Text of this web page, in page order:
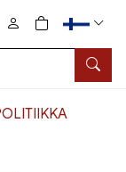
Hae
0
tuotetta